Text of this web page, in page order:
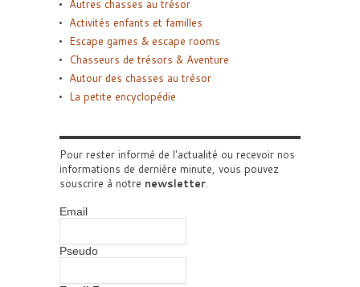
Autres chasses au trésor
Activités enfants et familles
Escape games & escape rooms
Chasseurs de trésors & Aventure
Autour des chasses au trésor
La petite encyclopédie
Pour rester informé de l'actualité ou recevoir nos
informations de dernière minute, vous pouvez
souscrire à notre newsletter.
Email
Pseudo